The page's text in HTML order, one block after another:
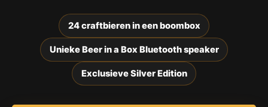
24 craftbieren in een boombox
Unieke Beer in a Box Bluetooth speaker
Exclusieve Silver Edition